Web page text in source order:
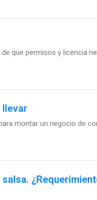
que permisos y licencia
llevar
montar un negocio de